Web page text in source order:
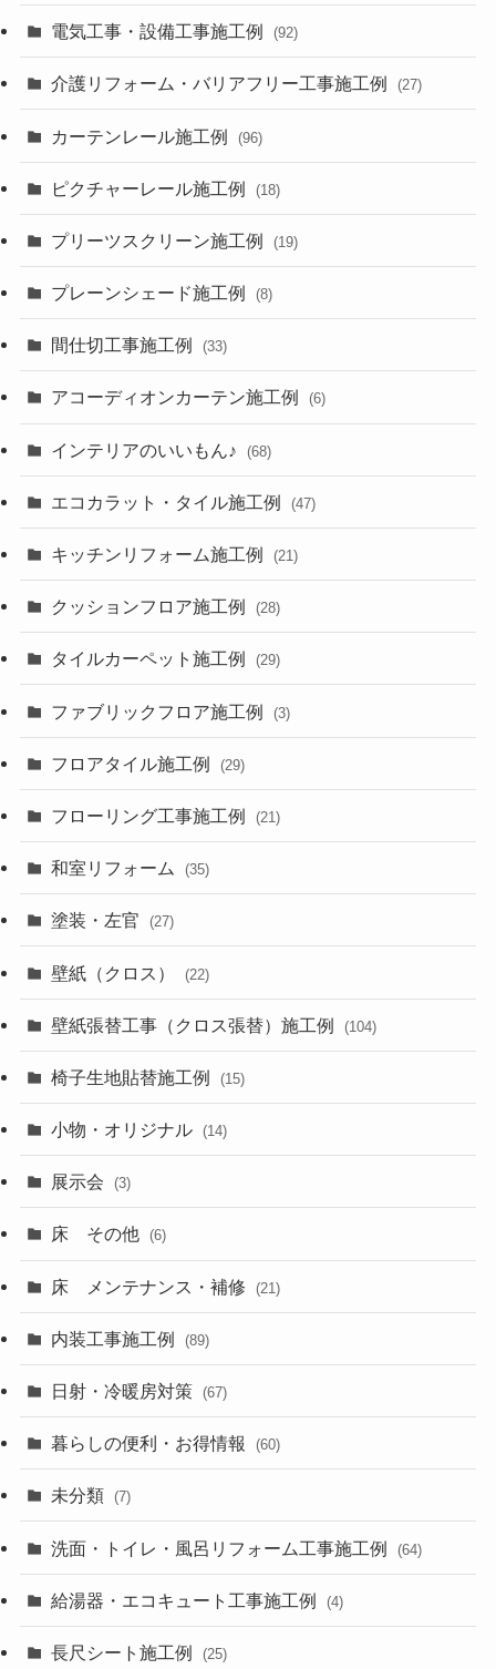
電気工事・設備工事施工例 (92)
介護リフォーム・バリアフリー工事施工例 (27)
カーテンレール施工例 (96)
ピクチャーレール施工例 (18)
プリーツスクリーン施工例 (19)
プレーンシェード施工例 (8)
間仕切工事施工例 (33)
アコーディオンカーテン施工例 (6)
インテリアのいいもん♪ (68)
エコカラット・タイル施工例 (47)
キッチンリフォーム施工例 (21)
クッションフロア施工例 (28)
タイルカーペット施工例 (29)
ファブリックフロア施工例 (3)
フロアタイル施工例 (29)
フローリング工事施工例 (21)
和室リフォーム (35)
塗装・左官 (27)
壁紙（クロス） (22)
壁紙張替工事（クロス張替）施工例 (104)
椅子生地貼替施工例 (15)
小物・オリジナル (14)
展示会 (3)
床 その他 (6)
床 メンテナンス・補修 (21)
内装工事施工例 (89)
日射・冷暖房対策 (67)
暮らしの便利・お得情報 (60)
未分類 (7)
洗面・トイレ・風呂リフォーム工事施工例 (64)
給湯器・エコキュート工事施工例 (4)
長尺シート施工例 (25)